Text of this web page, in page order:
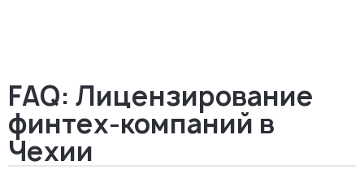
FAQ: Лицензирование
финтех-компаний в
Чехии